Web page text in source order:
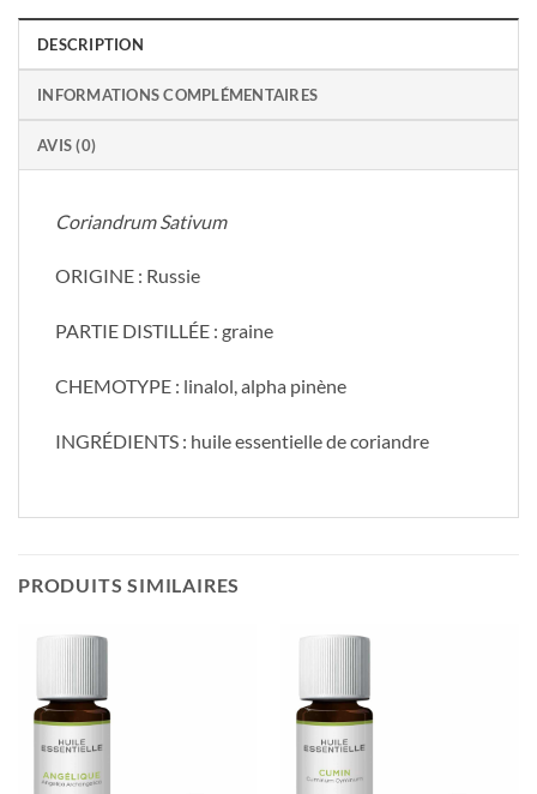
DESCRIPTION
INFORMATIONS COMPLÉMENTAIRES
AVIS (0)
Coriandrum Sativum
ORIGINE : Russie
PARTIE DISTILLÉE : graine
CHEMOTYPE : linalol, alpha pinène
INGRÉDIENTS : huile essentielle de coriandre
PRODUITS SIMILAIRES